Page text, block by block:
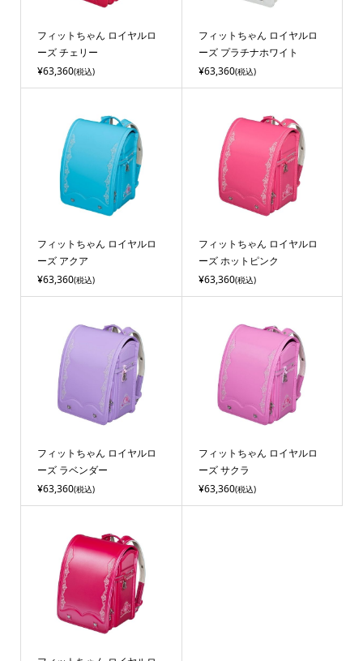
フィットちゃん ロイヤルロ
ーズ チェリー
¥63,360(税込)
フィットちゃん ロイヤルロ
ーズ プラチナホワイト
¥63,360(税込)
フィットちゃん ロイヤルロ
ーズ アクア
¥63,360(税込)
フィットちゃん ロイヤルロ
ーズ ホットピンク
¥63,360(税込)
フィットちゃん ロイヤルロ
ーズ ラベンダー
¥63,360(税込)
フィットちゃん ロイヤルロ
ーズ サクラ
¥63,360(税込)